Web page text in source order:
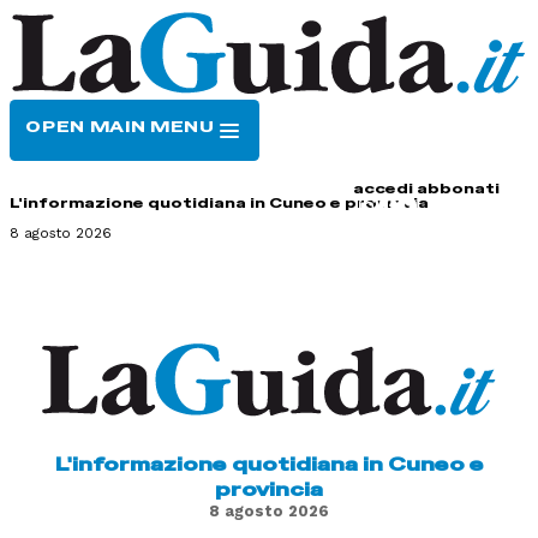
OPEN MAIN MENU
accedi abbonati
L'informazione quotidiana in Cuneo e provincia
8 agosto 2026
L'informazione quotidiana in Cuneo e
provincia
8 agosto 2026